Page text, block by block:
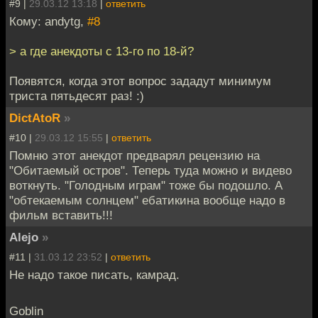
#9 | 29.03.12 13:18 ответить
Кому: andytg, #8
> а где анекдоты с 13-го по 18-й?
Появятся, когда этот вопрос зададут минимум
триста пятьдесят раз! :)
DictAtoR »
#10 | 29.03.12 15:55 | ответить
Помню этот анекдот предварял рецензию на
"Обитаемый остров". Теперь туда можно и видево
воткнуть. "Голодным играм" тоже бы подошло. А
"обтекаемым солнцем" ебатикина вообще надо в
фильм вставить!!!
Alejo »
#11 | 31.03.12 23:52 | ответить
Не надо такое писать, камрад.
Goblin